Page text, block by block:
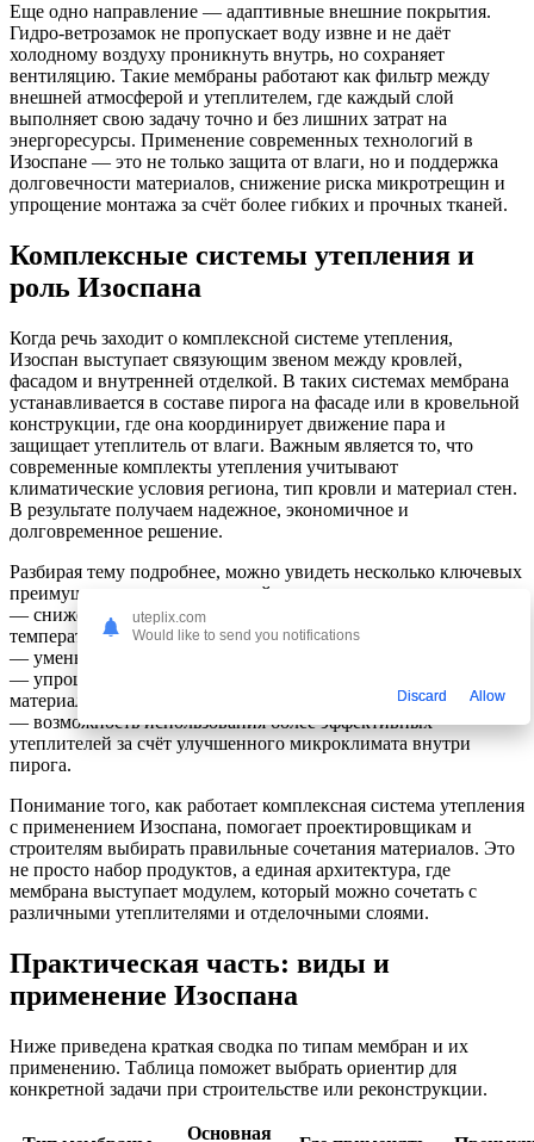
Еще одно направление — адаптивные внешние покрытия.
Гидро-ветрозамок не пропускает воду извне и не даёт
холодному воздуху проникнуть внутрь, но сохраняет
вентиляцию. Такие мембраны работают как фильтр между
внешней атмосферой и утеплителем, где каждый слой
выполняет свою задачу точно и без лишних затрат на
энергоресурсы. Применение современных технологий в
Изоспане — это не только защита от влаги, но и поддержка
долговечности материалов, снижение риска микротрещин и
упрощение монтажа за счёт более гибких и прочных тканей.
Комплексные системы утепления и
роль Изоспана
Когда речь заходит о комплексной системе утепления,
Изоспан выступает связующим звеном между кровлей,
фасадом и внутренней отделкой. В таких системах мембрана
устанавливается в составе пирога на фасаде или в кровельной
конструкции, где она координирует движение пара и
защищает утеплитель от влаги. Важным является то, что
современные комплекты утепления учитывают
климатические условия региона, тип кровли и материал стен.
В результате получаем надежное, экономичное и
долговременное решение.
Разбирая тему подробнее, можно увидеть несколько ключевых
преимуществ таких интеграций:
— снижение теплопотерь за счет поддержания ровной
температуры внутри помещения;
— уменьшение рисков конденсации и образования грибка;
— упрощение обслуживания и повышения срока службы
материалов;
— возможность использования более эффективных
утеплителей за счёт улучшенного микроклимата внутри
пирога.
Понимание того, как работает комплексная система утепления
с применением Изоспана, помогает проектировщикам и
строителям выбирать правильные сочетания материалов. Это
не просто набор продуктов, а единая архитектура, где
мембрана выступает модулем, который можно сочетать с
различными утеплителями и отделочными слоями.
Практическая часть: виды и
применение Изоспана
Ниже приведена краткая сводка по типам мембран и их
применению. Таблица поможет выбрать ориентир для
конкретной задачи при строительстве или реконструкции.
Основная
uteplix.com
Would like to send you notifications
Discard Allow